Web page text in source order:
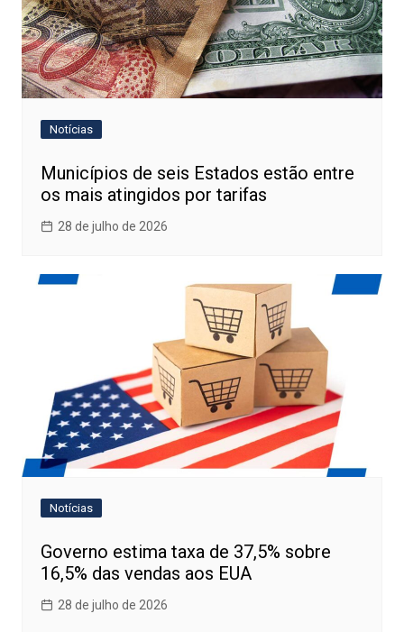
Notícias
Municípios de seis Estados estão entre
os mais atingidos por tarifas
28 de julho de 2026
Notícias
Governo estima taxa de 37,5% sobre
16,5% das vendas aos EUA
28 de julho de 2026